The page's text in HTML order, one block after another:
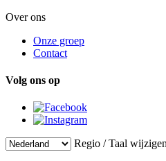
Over ons
Onze groep
Contact
Volg ons op
Regio / Taal wijzigen